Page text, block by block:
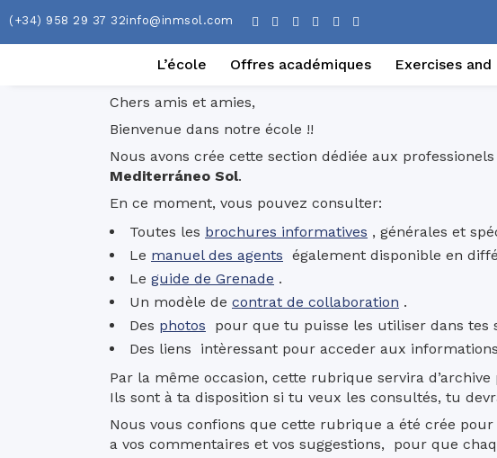
(+34) 958 29 37 32info@inmsol.com
L’école Offres académiques Exercises
Chers amis et amies,
Bienvenue dans notre école !!
Nous avons crée cette section dédiée aux
Mediterráneo Sol.
En ce moment, vous pouvez consulter:
Toutes les brochures informatives , générales et
Le manuel des agents également disponible en
Le guide de Grenade .
Un modèle de contrat de collaboration .
Des photos pour que tu puisse les utiliser dans tes
Des liens intèressant pour acceder aux
Par la même occasion, cette rubrique servira
Ils sont à ta disposition si tu veux les consultés, tu
Nous vous confions que cette rubrique a été crée
a vos commentaires et vos suggestions, pour que